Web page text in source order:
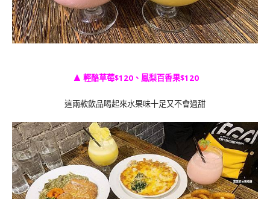
▲ 輕酪草莓$120、鳳梨百香果$120
這兩款飲品喝起來水果味十足又不會過甜